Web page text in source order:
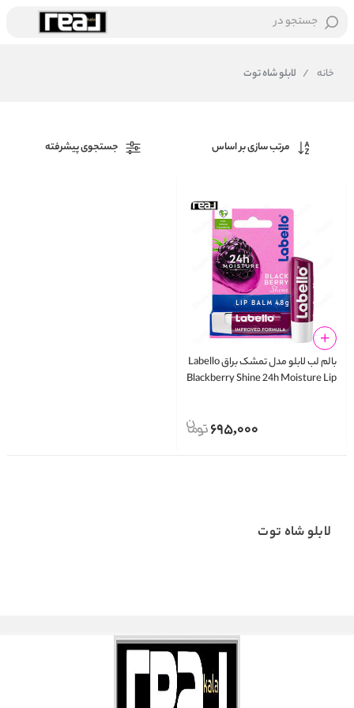
جستجو در
خانه / لابلو شاه توت
مرتب سازی بر اساس جستجوی پیشرفته
بالم لب لابلو مدل تمشک براق Labello
Blackberry Shine 24h Moisture Lip
695,000
لابلو شاه توت